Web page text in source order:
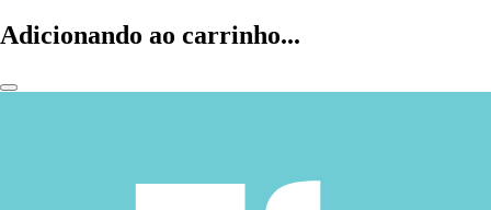
Adicionando ao carrinho...